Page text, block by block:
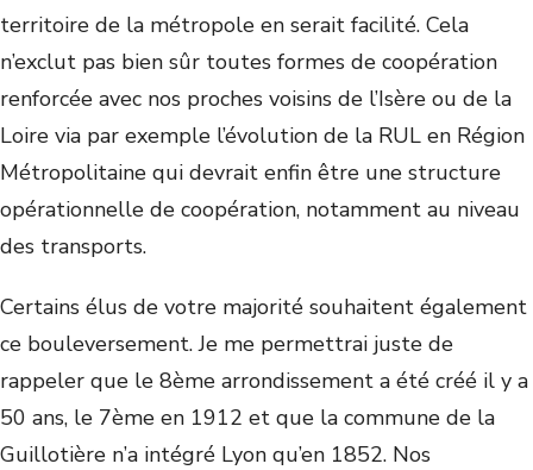
territoire de la métropole en serait facilité. Cela
n’exclut pas bien sûr toutes formes de coopération
renforcée avec nos proches voisins de l’Isère ou de la
Loire via par exemple l’évolution de la RUL en Région
Métropolitaine qui devrait enfin être une structure
opérationnelle de coopération, notamment au niveau
des transports.
Certains élus de votre majorité souhaitent également
ce bouleversement. Je me permettrai juste de
rappeler que le 8ème arrondissement a été créé il y a
50 ans, le 7ème en 1912 et que la commune de la
Guillotière n’a intégré Lyon qu’en 1852. Nos